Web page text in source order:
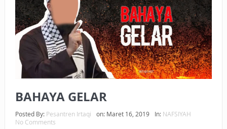
HAKIKAT NIKMAT DI DUNIA!
BAGAIMANA CARA MEMBAYAR ZAKAT UANG?
UANG HARAM BISA MENJADI HALAL JIKA SEBAB
KEPEMILIKANNYA BERUBAH
HUKUM MEMBAYAR ZAKAT DENGAN CARA MENGANGSUR
BAHAYA GELAR
Posted By: Pesantren Irtaqi on: Maret 16, 2019 In: NAFSIYAH
No Comments